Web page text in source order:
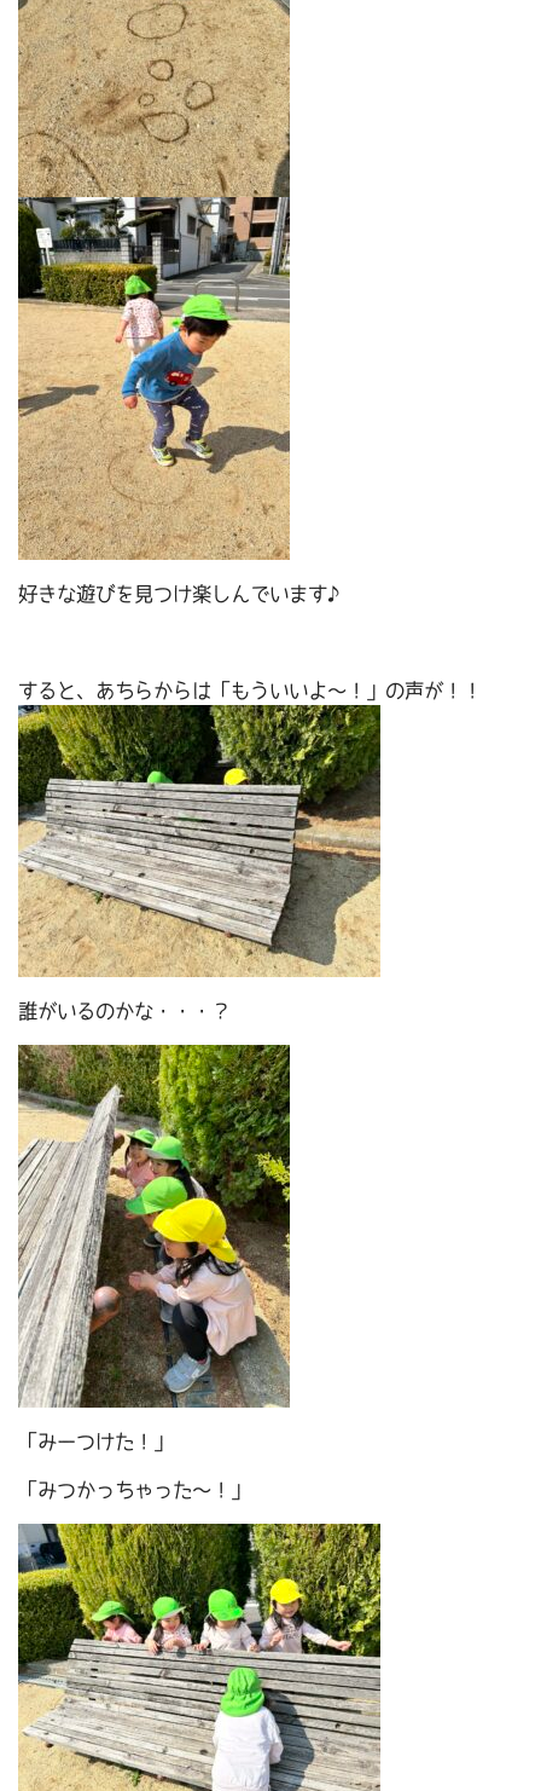
好きな遊びを見つけ楽しんでいます♪
すると、あちらからは「もういいよ～！」の声が！！
誰がいるのかな・・・？
「みーつけた！」
「みつかっちゃった～！」